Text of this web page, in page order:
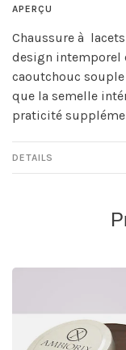
APERÇU
Chaussure à
design intemporel
caoutchouc
que la semelle
praticité
DETAILS